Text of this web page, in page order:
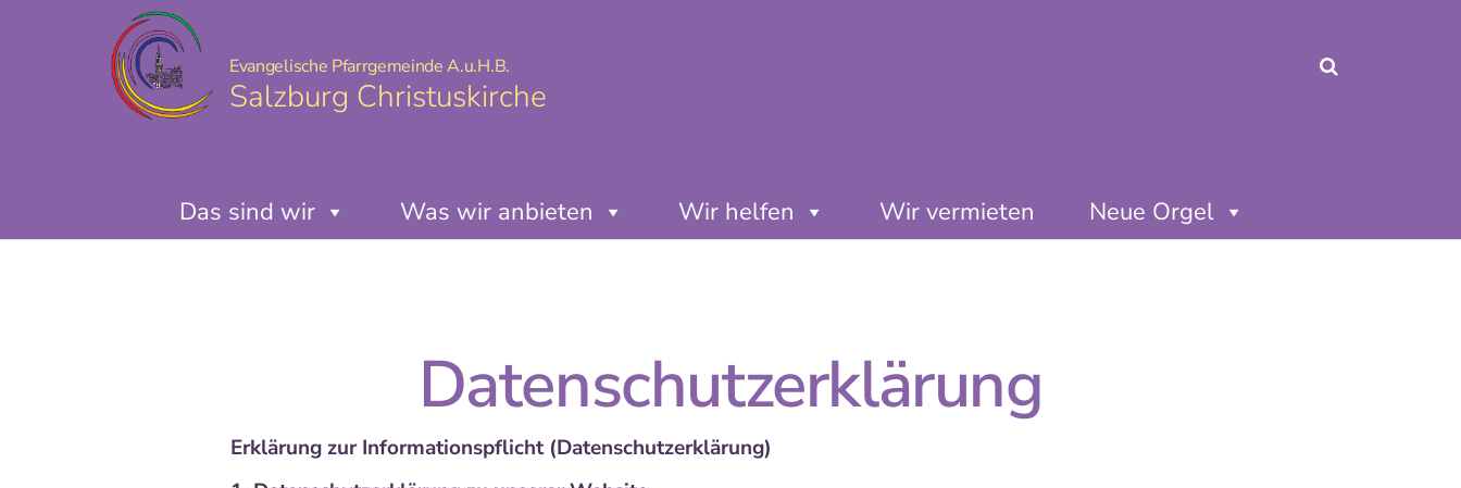
Evangelische Pfarrgemeinde A.u.H.B.
Salzburg Christuskirche
Das sind wir Was wir anbieten Wir helfen Wir vermieten Neue Orgel
Datenschutzerklärung
Erklärung zur Informationspflicht (Datenschutzerklärung)